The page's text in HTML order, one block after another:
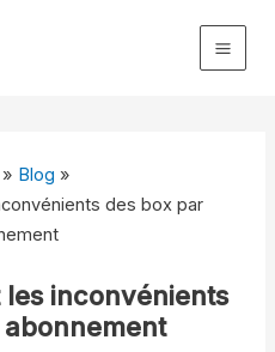
Blog
des box par
les inconvénients